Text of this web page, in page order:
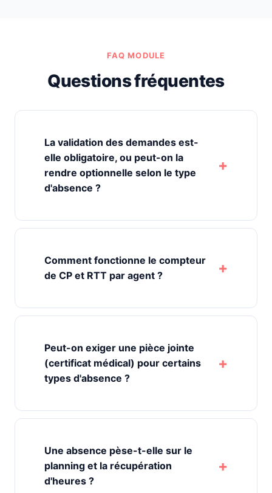
FAQ MODULE
Questions fréquentes
La validation des demandes est-
elle obligatoire, ou peut-on la
rendre optionnelle selon le type
d'absence ?
Comment fonctionne le compteur
de CP et RTT par agent ?
Peut-on exiger une pièce jointe
(certificat médical) pour certains
types d'absence ?
Une absence pèse-t-elle sur le
planning et la récupération
d'heures ?